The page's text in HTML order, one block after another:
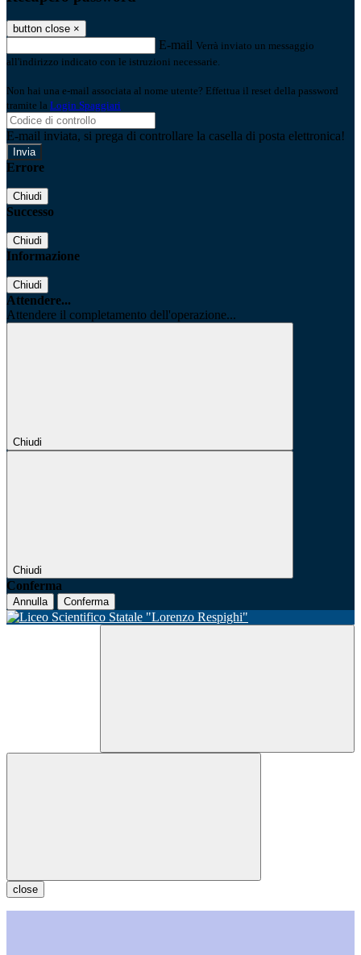
button close ×
E-mail Verrà inviato un messaggio
all'indirizzo indicato con le istruzioni necessarie.
Non hai una e-mail associata al nome utente? Effettua il reset della password
tramite la Login Spaggiari
E-mail inviata, si prega di controllare la casella di posta elettronica!
Errore
Chiudi
Successo
Chiudi
Informazione
Chiudi
Attendere...
Attendere il completamento dell'operazione...
Chiudi
Chiudi
Conferma
Annulla Conferma
close